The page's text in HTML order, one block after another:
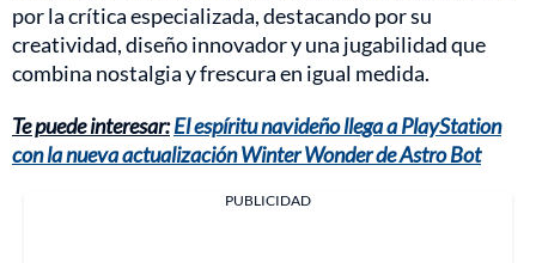
por la crítica especializada, destacando por su
creatividad, diseño innovador y una jugabilidad que
combina nostalgia y frescura en igual medida.
Te puede interesar:El espíritu navideño llega a PlayStation
con la nueva actualización Winter Wonder de Astro Bot
PUBLICIDAD